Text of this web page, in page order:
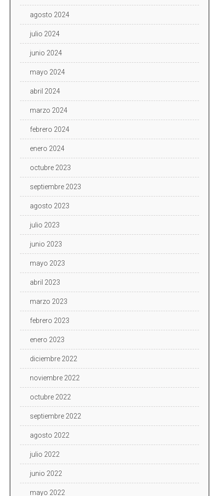
agosto 2024
julio 2024
junio 2024
mayo 2024
abril 2024
marzo 2024
febrero 2024
enero 2024
octubre 2023
septiembre 2023
agosto 2023
julio 2023
junio 2023
mayo 2023
abril 2023
marzo 2023
febrero 2023
enero 2023
diciembre 2022
noviembre 2022
octubre 2022
septiembre 2022
agosto 2022
julio 2022
junio 2022
mayo 2022